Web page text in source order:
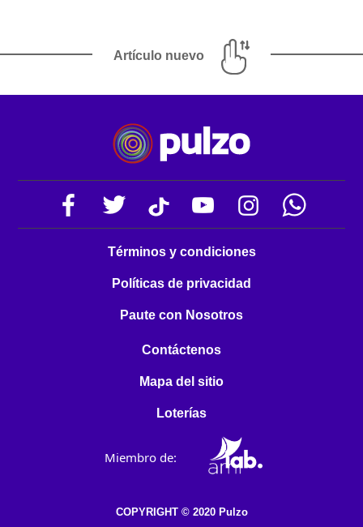
Artículo nuevo
Términos y condiciones
Políticas de privacidad
Paute con Nosotros
Contáctenos
Mapa del sitio
Loterías
Miembro de:
COPYRIGHT © 2020 Pulzo